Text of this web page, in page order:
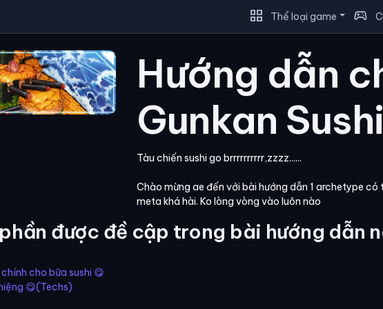
grid_view Thể loại game sports_esports
Hướng dẫn
Gunkan
Tàu chiến sushi go brrrrrrrrrr,zzzz......
Chào mừng ae đến với bài hướng dẫn 1 archetype
meta khá hài. Ko lòng vòng vào luôn nào
được đề cập trong bài hướng dẫn
cho bữa sushi 😋
😋(Techs)